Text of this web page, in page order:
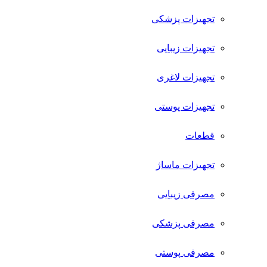
تجهیزات پزشکی
تجهیزات زیبایی
تجهیزات لاغری
تجهیزات پوستی
قطعات
تجهیزات ماساژ
مصرفی زیبایی
مصرفی پزشکی
مصرفی پوستی